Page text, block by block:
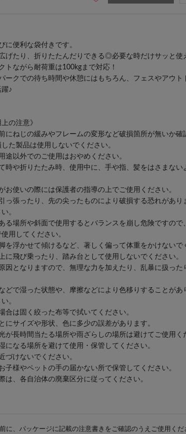
に便利な袋付きです。
げたり、折りたたんだりできる◎必要な時だけサッと使
トながら耐荷重は100kgまで対応！
ークでの待ち時間や休憩にはもちろん、フェスやアウト
♪
上の注意》
にねじの緩みやフレームの変形など破損箇所が無いか確
た製品は使用しないでください。
途以外でのご使用はおやめください。
時や折りたたみ時、使用中に、手や指、髪をはさまない
お使いの際には保護者の指導の上でご使用ください。
っ張ったり、先の尖ったものにより破損する恐れがあり
。
る場所や斜面で使用するとバランスを崩し危険ですので
用してください。
を浮かせて傾けるなど、著しく偏って体重をかけないで
に飛び乗ったり、踏み台として使用しないでください。
因となりますので、無理な力を加えたり、乱暴に扱った
どで湿った状態や、摩擦などにより色移りすることがあ
。
合は固く絞った布等で拭いてください。
にサイズや形状、色に多少の誤差があります。
が長時間当たる場所や雨ざらしの場所は避けてご使用く
になる場所を避けて使用・保管してください。
づけないでください。
子様やペットの手の届かない所で保管してください。
は、各自治体の廃棄区分に従ってください。
に、パッケージに記載の注意書きをご確認のうえご使用くだ